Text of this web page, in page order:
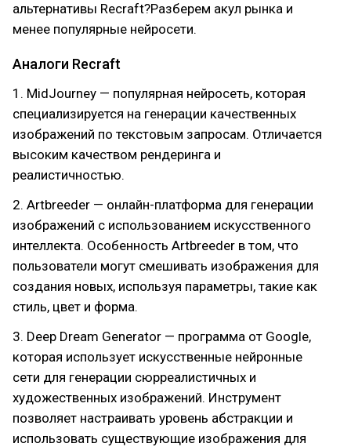
альтернативы Recraft?Разберем акул рынка и
менее популярные нейросети.
Аналоги Recraft
1. MidJourney — популярная нейросеть, которая
специализируется на генерации качественных
изображений по текстовым запросам. Отличается
высоким качеством рендеринга и
реалистичностью.
2. Artbreeder — онлайн-платформа для генерации
изображений с использованием искусственного
интеллекта. Особенность Artbreeder в том, что
пользователи могут смешивать изображения для
создания новых, используя параметры, такие как
стиль, цвет и форма.
3. Deep Dream Generator — программа от Google,
которая использует искусственные нейронные
сети для генерации сюрреалистичных и
художественных изображений. Инструмент
позволяет настраивать уровень абстракции и
использовать существующие изображения для